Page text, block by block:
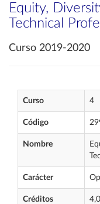
Equity,
Technical
Curso 2019-2020
Curso 4
Código
Nombre
Carácter
Créditos 4,0